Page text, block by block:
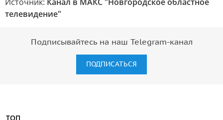
телевидение"
Подписывайтесь на наш Telegram-канал
ПОДПИСАТЬСЯ
ТОП